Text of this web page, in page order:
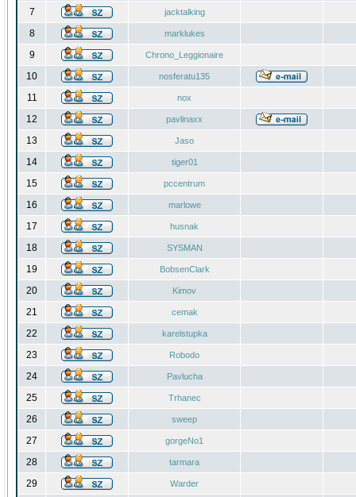
7 jacktalking
8 marklukes
9 Chrono_Leggionaire
10 nosferatu135
11 nox
12 pavlinaxx
13 Jaso
14 tiger01
15 pccentrum
16 marlowe
17 husnak
18 SYSMAN
19 BobsenClark
20 Kimov
21 cemak
22 karelstupka
23 Robodo
24 Pavlucha
25 Trhanec
26 sweep
27 gorgeNo1
28 tarmara
29 Warder